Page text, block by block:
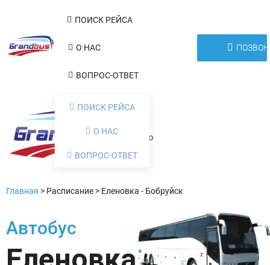
ПОИСК РЕЙСА
О НАС
ВОПРОС-ОТВЕТ
ПОИСК РЕЙСА
О НАС
ВОПРОС-ОТВЕТ
Меню
Главная > Расписание > Еленовка - Бобруйск
Автобус